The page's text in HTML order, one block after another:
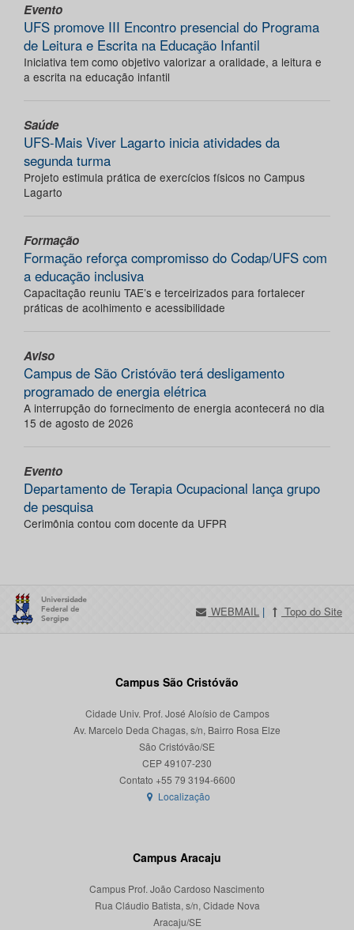
Evento
UFS promove III Encontro presencial do Programa
de Leitura e Escrita na Educação Infantil
Iniciativa tem como objetivo valorizar a oralidade, a leitura e
a escrita na educação infantil
Saúde
UFS-Mais Viver Lagarto inicia atividades da
segunda turma
Projeto estimula prática de exercícios físicos no Campus
Lagarto
Formação
Formação reforça compromisso do Codap/UFS com
a educação inclusiva
Capacitação reuniu TAE’s e terceirizados para fortalecer
práticas de acolhimento e acessibilidade
Aviso
Campus de São Cristóvão terá desligamento
programado de energia elétrica
A interrupção do fornecimento de energia acontecerá no dia
15 de agosto de 2026
Evento
Departamento de Terapia Ocupacional lança grupo
de pesquisa
Cerimônia contou com docente da UFPR
WEBMAIL | Topo do Site
Campus São Cristóvão
Cidade Univ. Prof. José Aloísio de Campos
Av. Marcelo Deda Chagas, s/n, Bairro Rosa Elze
São Cristóvão/SE
CEP 49107-230
Localização
Campus Aracaju
Campus Prof. João Cardoso Nascimento
Rua Cláudio Batista, s/n, Cidade Nova
Aracaju/SE